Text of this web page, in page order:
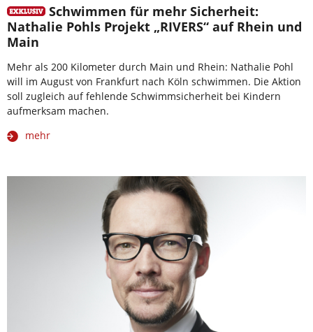
Schwimmen für mehr Sicherheit:
Nathalie Pohls Projekt „RIVERS“ auf Rhein und
Main
Mehr als 200 Kilometer durch Main und Rhein: Nathalie Pohl
will im August von Frankfurt nach Köln schwimmen. Die Aktion
soll zugleich auf fehlende Schwimmsicherheit bei Kindern
aufmerksam machen.
mehr